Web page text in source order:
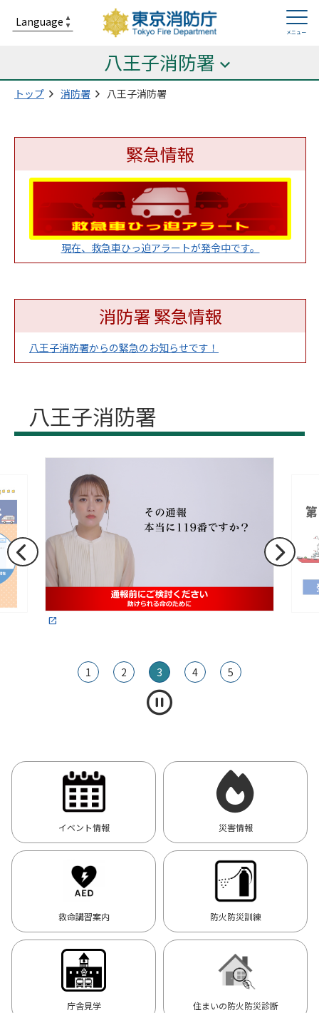
八王子消防署
トップ 消防署 八王子消防署
緊急情報
現在、救急車ひっ迫アラートが発令中です。
消防署 緊急情報
八王子消防署からの緊急のお知らせです！
八王子消防署
1 2 3 4 5
イベント情報 災害情報
救命講習案内 防火防災訓練
庁舎見学 住まいの防火防災診断